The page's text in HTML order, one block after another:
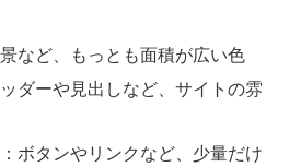
など、もっとも面積が広い色
ダーや見出しなど、サイトの雰
ボタンやリンクなど、少量だけ